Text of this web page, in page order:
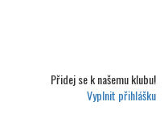
Přidej se knašemu klubu!
Vyplnit přihlášku